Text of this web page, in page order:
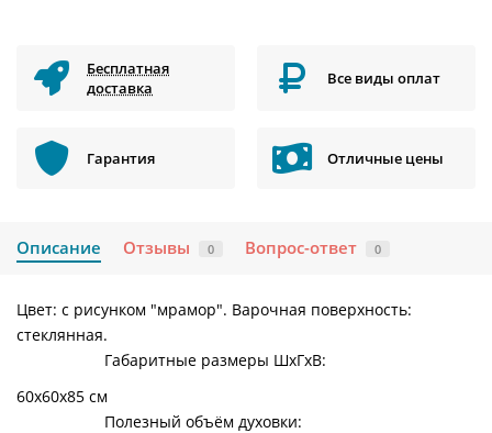
Бесплатная
доставка
Все виды оплат
Гарантия Отличные цены
Описание Отзывы 0 Вопрос-ответ 0
Цвет: с рисунком "мрамор". Варочная поверхность:
стеклянная.
Габаритные размеры ШхГхВ:
60х60х85 см
Полезный объём духовки: